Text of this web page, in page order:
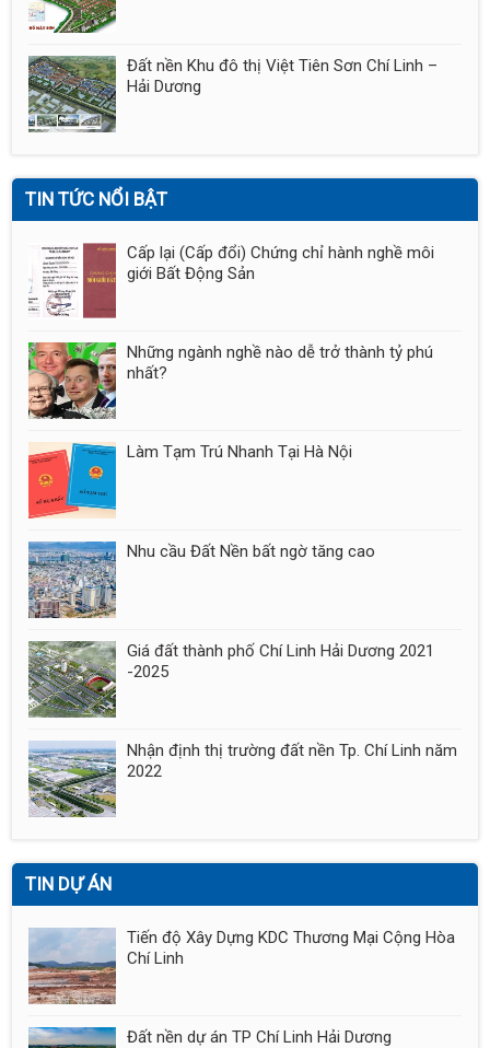
Đất nền Khu đô thị Việt Tiên Sơn Chí Linh –
Hải Dương
TIN TỨC NỔI BẬT
Cấp lại (Cấp đổi) Chứng chỉ hành nghề môi
giới Bất Động Sản
Những ngành nghề nào dễ trở thành tỷ phú
nhất?
Làm Tạm Trú Nhanh Tại Hà Nội
Nhu cầu Đất Nền bất ngờ tăng cao
Giá đất thành phố Chí Linh Hải Dương 2021
-2025
Nhận định thị trường đất nền Tp. Chí Linh năm
2022
TIN DỰ ÁN
Tiến độ Xây Dựng KDC Thương Mại Cộng Hòa
Chí Linh
Đất nền dự án TP Chí Linh Hải Dương